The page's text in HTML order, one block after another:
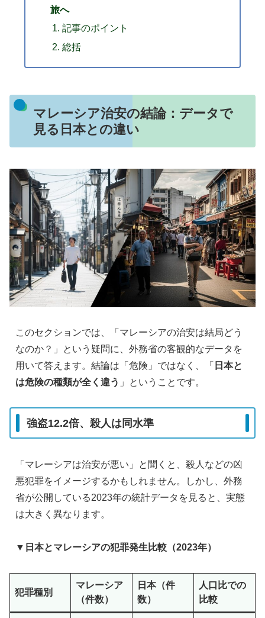
旅へ
記事のポイント
総括
マレーシア治安の結論：データで
見る日本との違い
このセクションでは、「マレーシアの治安は結局どう
なのか？」という疑問に、外務省の客観的なデータを
用いて答えます。結論は「危険」ではなく、「 日本と
は危険の種類が全く違う 」ということです。
強盗12.2倍、殺人は同水準
「マレーシアは治安が悪い」と聞くと、殺人などの凶
悪犯罪をイメージするかもしれません。しかし、外務
省が公開している2023年の統計データを見ると、実態
は大きく異なります。
▼日本とマレーシアの犯罪発生比較（2023年）
犯罪種別
マレーシア
（件数）
日本（件
数）
人口比での
比較